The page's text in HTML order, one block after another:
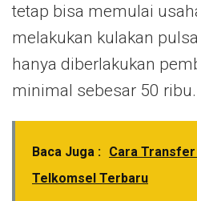
tetap bisa memulai
melakukan kulakan
hanya diberlakukan
minimal sebesar 50 ribu.
Baca Juga : Cara
Telkomsel Terbaru